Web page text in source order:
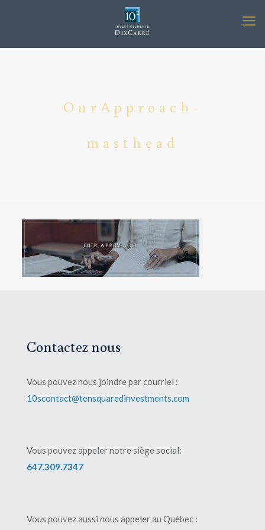
OurApproach-
masthead
Contactez nous
Vous pouvez nous joindre par courriel :
10scontact@tensquaredinvestments.com
Vous pouvez appeler notre siège social:
647.309.7347
Vous pouvez aussi nous appeler au Québec :